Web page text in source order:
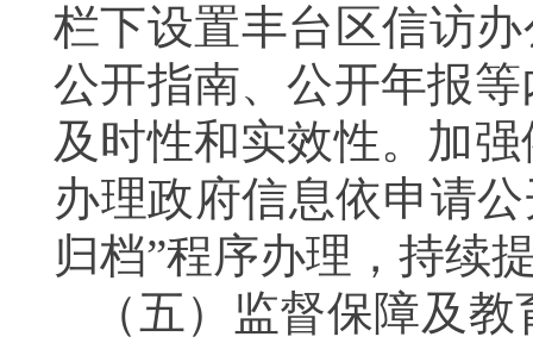
栏下设置丰台区信访
公开指南、公开年报
及时性和实效性。加
办理政府信息依申请
归档”程序办理，持续
（五）监督保障及教